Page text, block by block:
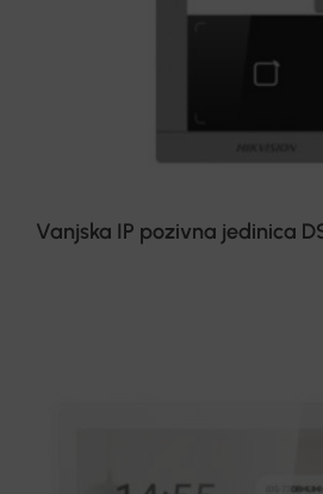
Vanjska IP pozivna jedinica